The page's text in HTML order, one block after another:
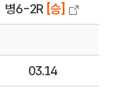
병6-2R [승]
03.14